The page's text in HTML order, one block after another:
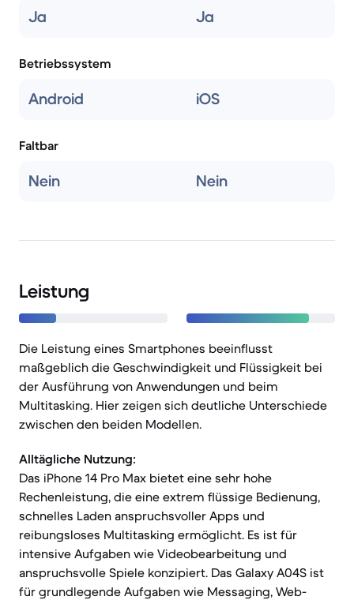
Ja Ja
Betriebssystem
Android iOS
Faltbar
Nein Nein
Leistung
Die Leistung eines Smartphones beeinflusst
maßgeblich die Geschwindigkeit und Flüssigkeit bei
der Ausführung von Anwendungen und beim
Multitasking. Hier zeigen sich deutliche Unterschiede
zwischen den beiden Modellen.
Alltägliche Nutzung:
Das iPhone 14 Pro Max bietet eine sehr hohe
Rechenleistung, die eine extrem flüssige Bedienung,
schnelles Laden anspruchsvoller Apps und
reibungsloses Multitasking ermöglicht. Es ist für
intensive Aufgaben wie Videobearbeitung und
anspruchsvolle Spiele konzipiert. Das Galaxy A04S ist
für grundlegende Aufgaben wie Messaging, Web-